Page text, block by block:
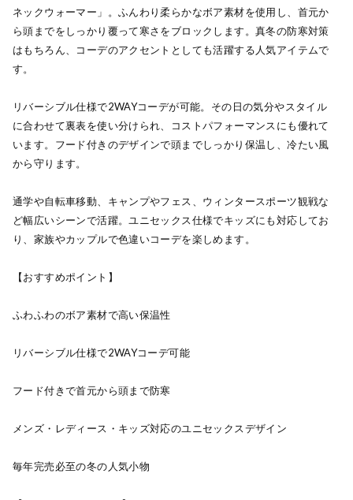
ネックウォーマー」。ふんわり柔らかなボア素材を使用し、首元か
ら頭までをしっかり覆って寒さをブロックします。真冬の防寒対策
はもちろん、コーデのアクセントとしても活躍する人気アイテムで
す。
リバーシブル仕様で2WAYコーデが可能。その日の気分やスタイル
に合わせて裏表を使い分けられ、コストパフォーマンスにも優れて
います。フード付きのデザインで頭までしっかり保温し、冷たい風
から守ります。
通学や自転車移動、キャンプやフェス、ウィンタースポーツ観戦な
ど幅広いシーンで活躍。ユニセックス仕様でキッズにも対応してお
り、家族やカップルで色違いコーデを楽しめます。
【おすすめポイント】
ふわふわのボア素材で高い保温性
リバーシブル仕様で2WAYコーデ可能
フード付きで首元から頭まで防寒
メンズ・レディース・キッズ対応のユニセックスデザイン
毎年完売必至の冬の人気小物